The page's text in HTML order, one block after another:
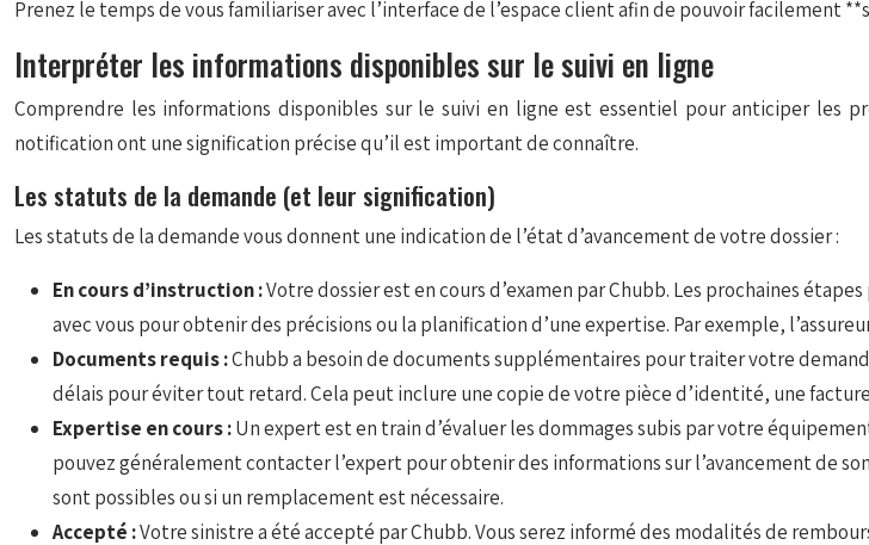
Prenez le temps de vous familiariser avec l’interface de l’espace client afin de pouvoir facilement
Interpréter les informations disponibles sur le suivi en ligne
Comprendre les informations disponibles sur le suivi en ligne est essentiel pour anticiper les
notification ont une signification précise qu’il est important de connaître.
Les statuts de la demande (et leur signification)
Les statuts de la demande vous donnent une indication de l’état d’avancement de votre dossier :
En cours d’instruction :Votre dossier est en cours d’examen par Chubb. Les prochaines
avec vous pour obtenir des précisions ou la planification d’une expertise. Par exemple,
Documents requis :Chubb a besoin de documents supplémentaires pour traiter votre
délais pour éviter tout retard. Cela peut inclure une copie de votre pièce d’identité, une
Expertise en cours :Un expert est en train d’évaluer les dommages subis par votre
pouvez généralement contacter l’expert pour obtenir des informations sur l’avancement de
sont possibles ou si un remplacement est nécessaire.
Accepté :Votre sinistre a été accepté par Chubb. Vous serez informé des modalités de